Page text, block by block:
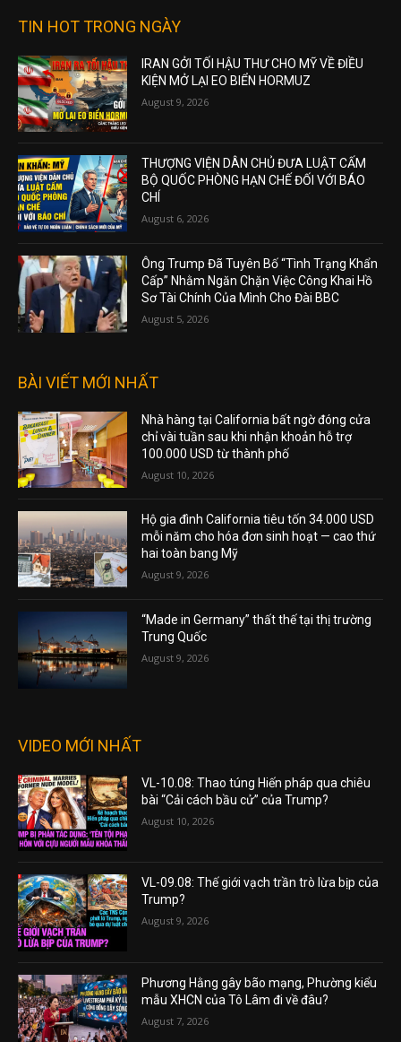
TIN HOT TRONG NGÀY
IRAN GỞI TỐI HẬU THƯ CHO MỸ VỀ ĐIỀU
KIỆN MỞ LẠI EO BIỂN HORMUZ
August 9, 2026
THƯỢNG VIỆN DÂN CHỦ ĐƯA LUẬT CẤM
BỘ QUỐC PHÒNG HẠN CHẾ ĐỐI VỚI BÁO
CHÍ
August 6, 2026
Ông Trump Đã Tuyên Bố “Tình Trạng Khẩn
Cấp” Nhằm Ngăn Chặn Việc Công Khai Hồ
Sơ Tài Chính Của Mình Cho Đài BBC
August 5, 2026
BÀI VIẾT MỚI NHẤT
Nhà hàng tại California bất ngờ đóng cửa
chỉ vài tuần sau khi nhận khoản hỗ trợ
100.000 USD từ thành phố
August 10, 2026
Hộ gia đình California tiêu tốn 34.000 USD
mỗi năm cho hóa đơn sinh hoạt — cao thứ
hai toàn bang Mỹ
August 9, 2026
“Made in Germany” thất thế tại thị trường
Trung Quốc
August 9, 2026
VIDEO MỚI NHẤT
VL-10.08: Thao túng Hiến pháp qua chiêu
bài “Cải cách bầu cử” của Trump?
August 10, 2026
VL-09.08: Thế giới vạch trần trò lừa bịp của
Trump?
August 9, 2026
Phương Hằng gây bão mạng, Phường kiểu
mẫu XHCN của Tô Lâm đi về đâu?
August 7, 2026